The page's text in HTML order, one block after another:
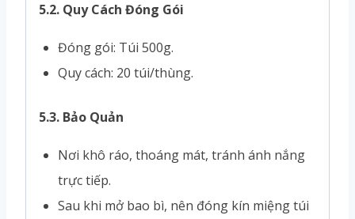
5.2. Quy Cách Đóng Gói
Đóng gói: Túi 500g.
Quy cách: 20 túi/thùng.
5.3. Bảo Quản
Nơi khô ráo, thoáng mát, tránh ánh nắng
trực tiếp.
Sau khi mở bao bì, nên đóng kín miệng túi